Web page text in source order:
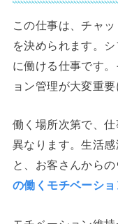
この仕事は、チャ
を決められます。
に働ける仕事です
ョン管理が大変重要
働く場所次第で、
異なります。生活
と、お客さんから
の働くモチベーショ